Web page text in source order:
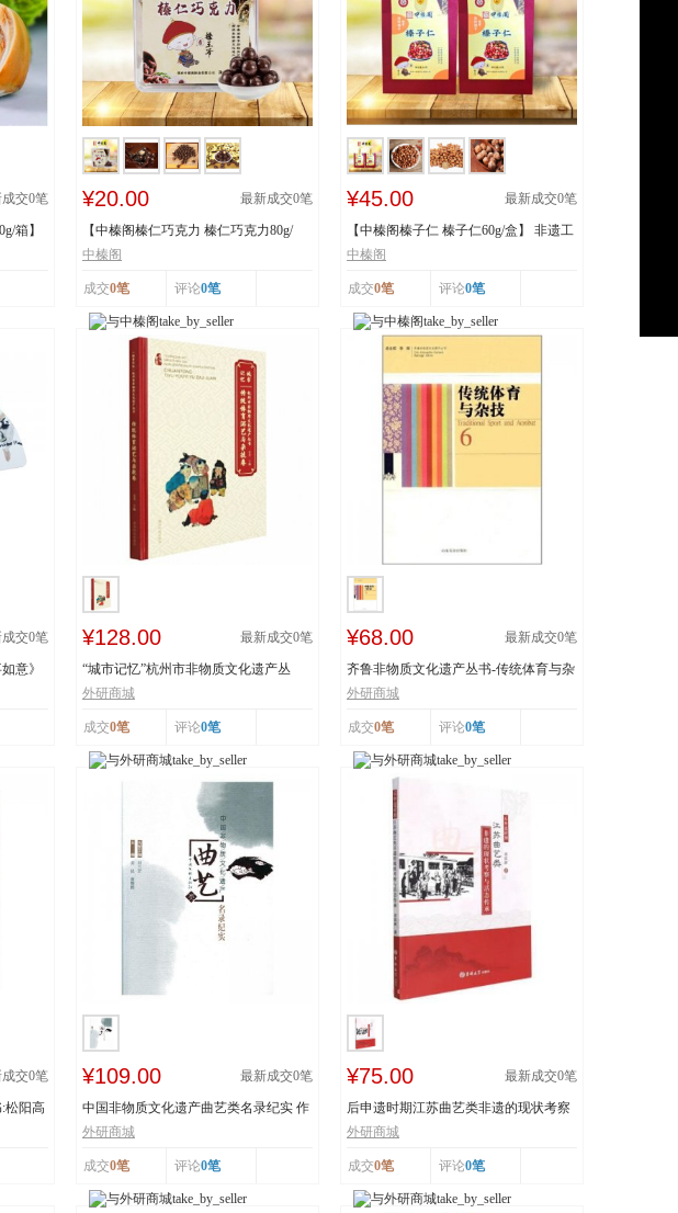
交0笔
箱】
¥20.00 最新成交0笔
【中榛阁榛仁巧克力 榛仁巧克力80g/
罐】 非遗工艺 ...
中榛阁
成交0笔 评论0笔
¥45.00 最新成交0笔
【中榛阁榛子仁 榛子仁60g/盒】 非遗工
艺 榛香浓郁
中榛阁
成交0笔 评论0笔
交0笔
意》
¥128.00 最新成交0笔
“城市记忆”杭州市非物质文化遗产丛
书：传统体育游艺...
外研商城
成交0笔 评论0笔
¥68.00 最新成交0笔
齐鲁非物质文化遗产丛书-传统体育与杂
技 王丕琢 山...
外研商城
成交0笔 评论0笔
交0笔
松阳高
¥109.00 最新成交0笔
中国非物质文化遗产曲艺类名录纪实 作
者:姜昆,董耀...
外研商城
成交0笔 评论0笔
¥75.00 最新成交0笔
后申遗时期江苏曲艺类非遗的现状考察
与活态传承 978...
外研商城
成交0笔 评论0笔